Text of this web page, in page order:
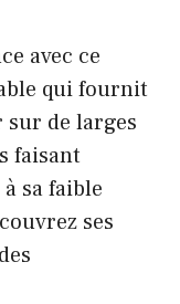
avec ce
qui fournit
de larges
faisant
sa faible
ses